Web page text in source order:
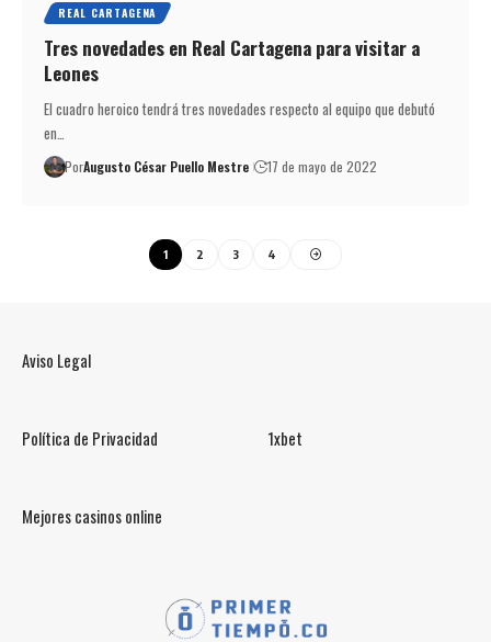
REAL CARTAGENA
Tres novedades en Real Cartagena para visitar a
Leones
El cuadro heroico tendrá tres novedades respecto al equipo que debutó
en…
PorAugusto César Puello Mestre 17 de mayo de 2022
1 2 3 4
Aviso Legal
Política de Privacidad 1xbet
Mejores casinos online